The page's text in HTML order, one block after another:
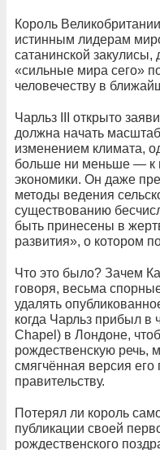
Король
истинным лидерам
сатанинской закулисы,
«сильные мира сего»
человечеству в
Чарльз III открыто
должна начать
изменением климата,
больше ни меньше — к
экономики. Он даже
методы ведения
существованию
быть принесены в
развития», о котором
Что это было? Зачем
говоря, весьма
удалять
когда Чарльз прибыл
Chapel) в Лондоне,
рождественскую речь,
смягчённая версия
правительству.
Потерял ли король
публикации своей
рождественского